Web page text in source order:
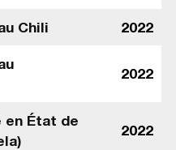
Chili 2022
2022
en État de
2022